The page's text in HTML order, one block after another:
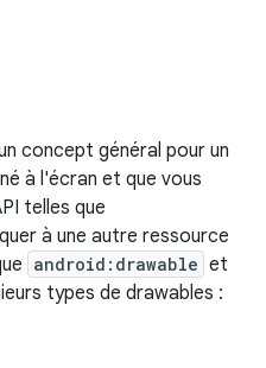
concept général pour un
à l'écran et que vous
telles que
à une autre ressource
android:drawable et
types de drawables :